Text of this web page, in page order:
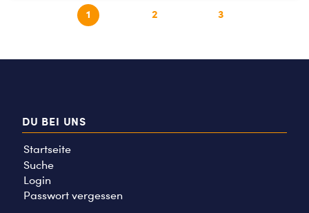
1 2 3
DU BEI UNS
Startseite
Suche
Login
Passwort vergessen